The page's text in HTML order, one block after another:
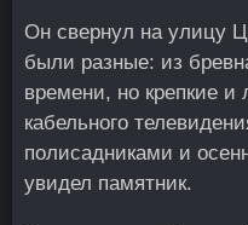
Он свернул на улицу
были разные: из
времени, но крепкие
кабельного
полисадниками и
увидел памятник.